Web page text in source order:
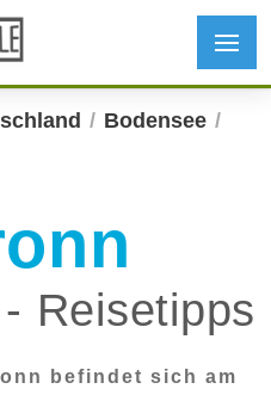
Bodensee
Reisetipps
befindet sich am